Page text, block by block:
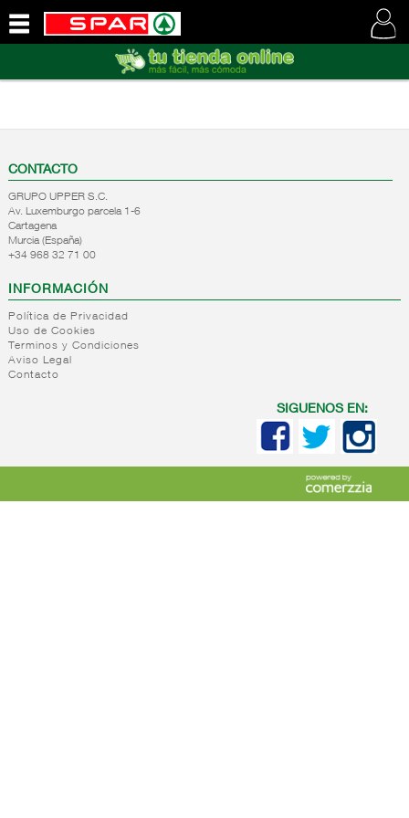
SOMOS
CONTACTO
GRUPO UPPER S.C.
Av. Luxemburgo parcela 1-6
Cartagena
Murcia (España)
+34 968 32 71 00
INFORMACIÓN
Política de Privacidad
Uso de Cookies
Terminos y Condiciones
Aviso Legal
Contacto
SIGUENOS EN: